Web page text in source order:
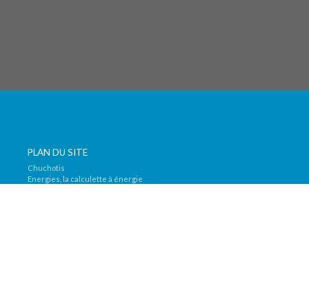
PLAN DU SITE
Chuchotis
Energies, la calculette à énergie